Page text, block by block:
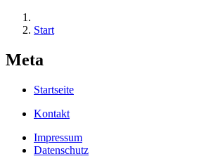
Start
Meta
Startseite
Kontakt
Impressum
Datenschutz